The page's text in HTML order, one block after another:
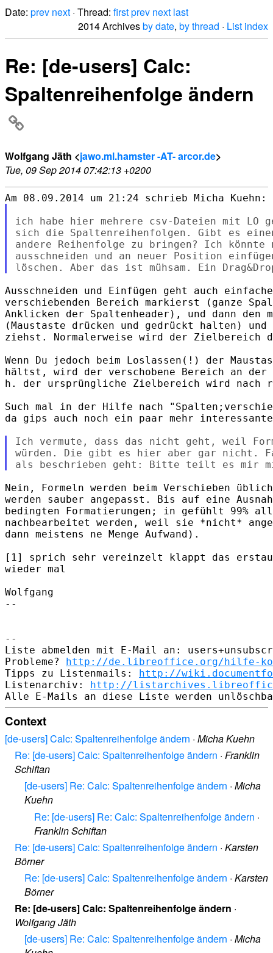
Date: prev next · Thread: firstprev next last
2014 Archivesby date, by thread · List index
Re: [de-users] Calc:
Spaltenreihenfolge ändern
Wolfgang Jäth <jawo.ml.hamster -AT- arcor.de>
Tue, 09 Sep 2014 07:42:13 +0200
ich habe hier mehrere csv-Dateien mit
sich die Spaltenreihenfolgen. Gibt es
andere Reihenfolge zu bringen? Ich
ausschneiden und an neuer Position
Ausschneiden und Einfügen geht auch
verschiebenden Bereich markierst (ganze
Anklicken der Spaltenheader), und dann den
(Maustaste drücken und gedrückt halten)
ziehst. Normalerweise wird der Zielbereich
Wenn Du jedoch beim Loslassen(!) der
hältst, wird der verschobene Bereich an
h. der ursprüngliche Zielbereich wird nach
Such mal in der Hilfe nach
da gips auch noch ein paar mehr
Ich vermute, dass das nicht geht, weil
würden. Die gibt es hier aber gar nicht.
Nein, Formeln werden beim Verschieben
werden sauber angepasst. Bis auf eine
bedingten Formatierungen; in gefühlt 99%
nachbearbeitet werden, weil sie *nicht*
dann meistens ne Menge Aufwand).
[1] sprich sehr vereinzelt klappt das
wieder mal
Wolfgang
--
--
Liste abmelden mit E-Mail an:
Probleme? http://de.libreoffice.org/hilfe-
Tipps zu Listenmails: http://
Listenarchiv: http://
Context
[de-users] Calc: Spaltenreihenfolge ändern · Micha Kuehn
Re: [de-users] Calc: Spaltenreihenfolge ändern · Franklin
Schiftan
[de-users] Re: Calc: Spaltenreihenfolge ändern · Micha
Kuehn
Re: [de-users] Re: Calc: Spaltenreihenfolge ändern ·
Franklin Schiftan
Re: [de-users] Calc: Spaltenreihenfolge ändern · Karsten
Börner
Re: [de-users] Calc: Spaltenreihenfolge ändern · Karsten
Börner
Re: [de-users] Calc: Spaltenreihenfolge ändern ·
Wolfgang Jäth
[de-users] Re: Calc: Spaltenreihenfolge ändern · Micha